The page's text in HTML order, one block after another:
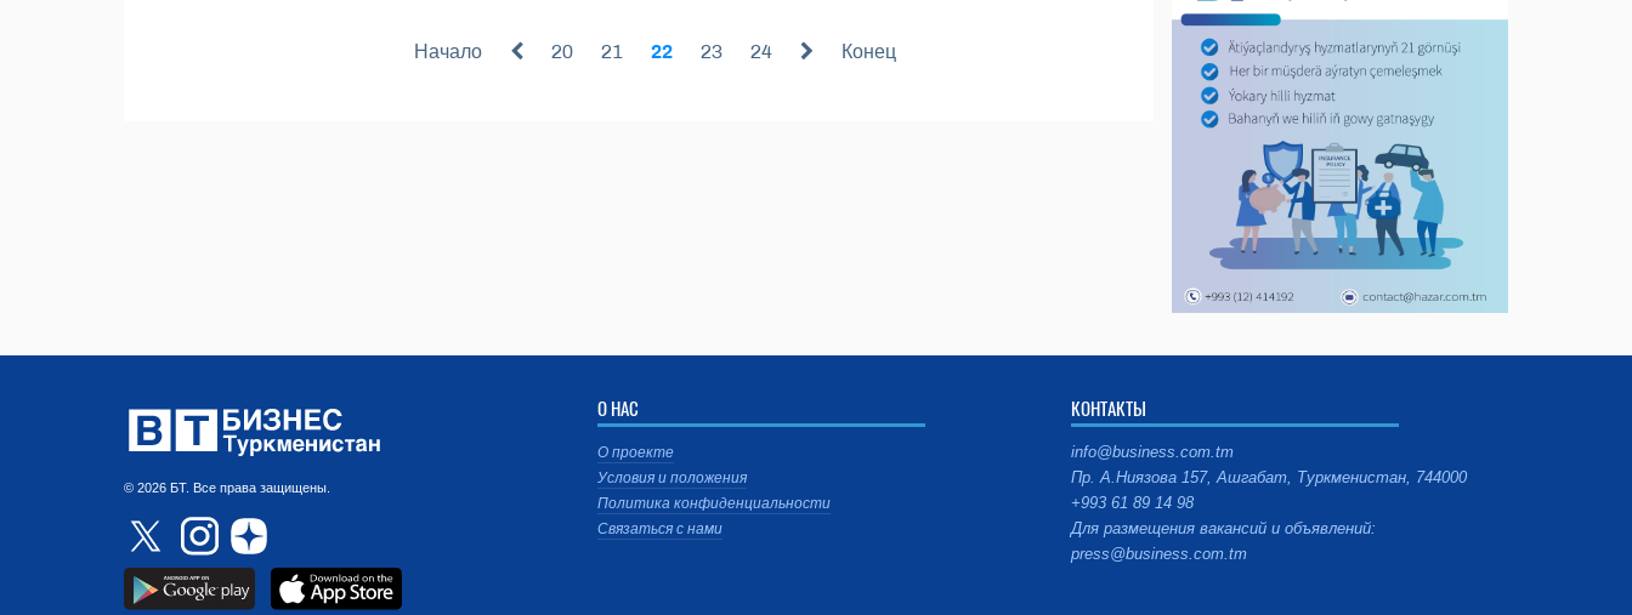
Начало 20 21 22 23 24 Конец
© 2026 БТ. Все права защищены.
О НАС
О проекте
Условия и положения
Политика конфиденциальности
Связаться с нами
КОНТАКТЫ
info@business.com.tm
Пр. А.Ниязова 157, Ашгабат, Туркменистан, 744000
+993 61 89 14 98
Для размещения вакансий и объявлений:
press@business.com.tm